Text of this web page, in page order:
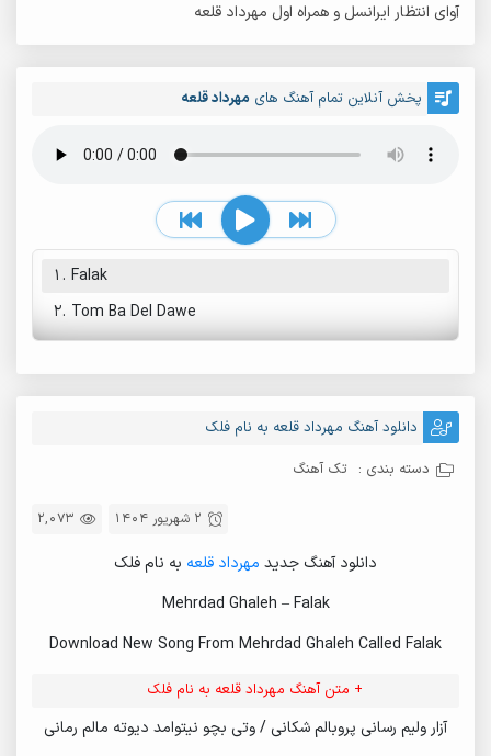
آوای انتظار ایرانسل و همراه اول مهرداد قلعه
پخش آنلاین تمام آهنگ های مهرداد قلعه
1. Falak
2. Tom Ba Del Dawe
دانلود آهنگ مهرداد قلعه به نام فلک
دسته بندی : تک آهنگ
2,073 2 شهریور 1404
دانلود آهنگ جدید مهرداد قلعه به نام فلک
Mehrdad Ghaleh – Falak
Download New Song From Mehrdad Ghaleh Called Falak
+ متن آهنگ مهرداد قلعه به نام فلک
آزار ولیم رسانی پروبالم شکانی / وتی بچو نیتوامد دیوته مالم رمانی